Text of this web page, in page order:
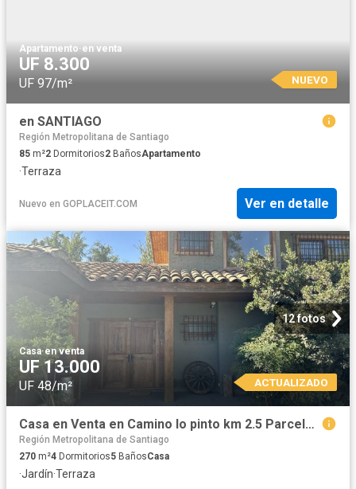
Apartamento·en venta
UF 8.300
UF 97/m² NUEVO
en SANTIAGO
Región Metropolitana de Santiago
85 m²2 Dormitorios2 BañosApartamento
·Terraza
Nuevo en GOPLACEIT.COM Ver en detalle
12 fotos
Casa·en venta
UF 13.000
UF 48/m² ACTUALIZADO
Casa en Venta en Camino lo pinto km 2.5 Parcela Fundo Santa Inés
Región Metropolitana de Santiago
270 m²4 Dormitorios5 BañosCasa
·Jardín·Terraza